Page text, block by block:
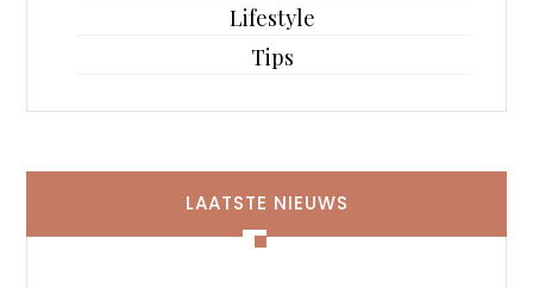
Lifestyle
Tips
LAATSTE NIEUWS